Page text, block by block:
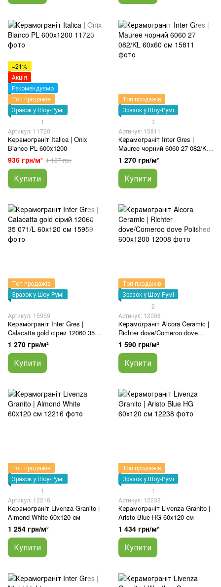
−21%
Акція
Рекомендуємо
Топ продажів
Зразок у Шоу-Румі
1
Артикул: 11720
Керамограніт Italica | Onix
Bianco PL 600x1200
936 грн/м² 1 187 грн
Купити
Топ продажів
Зразок у Шоу-Румі
3
Артикул: 15811
Керамограніт Inter Gres |
Mauree чорний 6060 27 082/KL
60x60 см
1 270 грн/м²
Купити
Топ продажів
Зразок у Шоу-Румі
Артикул: 15959
Керамограніт Inter Gres |
Calacatta gold сірий 12060 35
071/L 60x120 см
1 270 грн/м²
Купити
Топ продажів
Зразок у Шоу-Румі
2
Артикул: 12008
Керамограніт Alcora Ceramic |
Richter dove/Comeroo dove
Polished 600x1200
1 590 грн/м²
Купити
Топ продажів
Зразок у Шоу-Румі
1
Артикул: 12216
Керамограніт Livenza Granito |
Almond White 60x120 см
1 254 грн/м²
Купити
Топ продажів
Зразок у Шоу-Румі
1
Артикул: 12238
Керамограніт Livenza Granito |
Aristo Blue HG 60x120 см
1 434 грн/м²
Купити